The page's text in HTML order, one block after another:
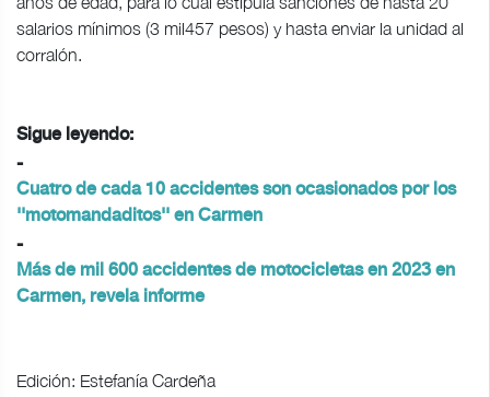
salarios mínimos (3 mil457 pesos) y hasta enviar la unidad al
corralón.
Sigue leyendo:
-
Cuatro de cada 10 accidentes son ocasionados por los
''motomandaditos'' en Carmen
-
Más de mil 600 accidentes de motocicletas en 2023 en
Carmen, revela informe
Edición: Estefanía Cardeña